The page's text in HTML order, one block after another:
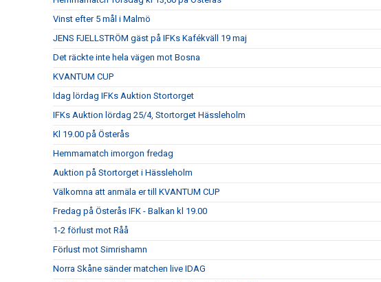
Vinst efter 5 mål i Malmö
JENS FJELLSTRÖM gäst på IFKs Kafékväll 19 maj
Det räckte inte hela vägen mot Bosna
KVANTUM CUP
Idag lördag IFKs Auktion Stortorget
IFKs Auktion lördag 25/4, Stortorget Hässleholm
Kl 19.00 på Österås
Hemmamatch imorgon fredag
Auktion på Stortorget i Hässleholm
Välkomna att anmäla er till KVANTUM CUP
Fredag på Österås IFK - Balkan kl 19.00
1-2 förlust mot Råå
Förlust mot Simrishamn
Norra Skåne sänder matchen live IDAG